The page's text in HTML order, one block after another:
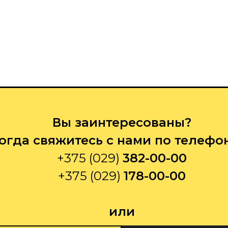
Вы заинтересованы?
свяжитесь с нами по
+375 (029) 382-00-00
+375 (029) 178-00-00
или